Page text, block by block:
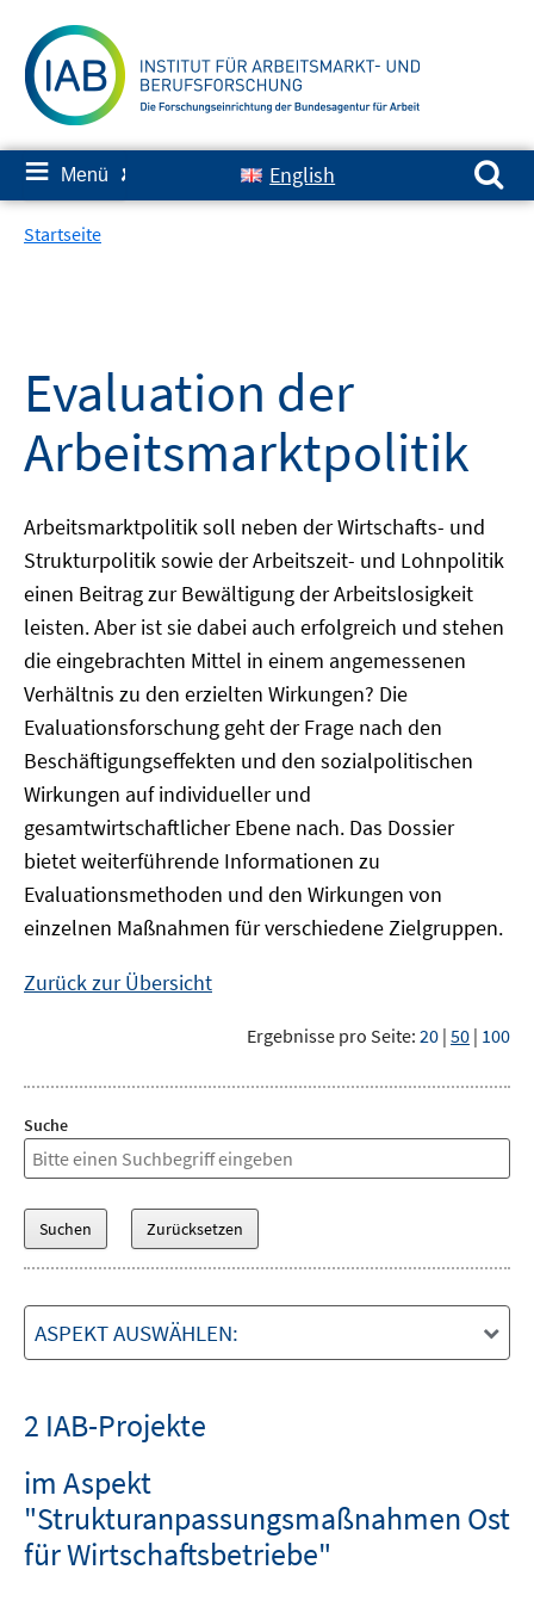
zum
Inhalt
≡ Menü ✘ English
Suchen nach:
Startseite
Evaluation der
Arbeitsmarktpolitik
Arbeitsmarktpolitik soll neben der Wirtschafts- und
Strukturpolitik sowie der Arbeitszeit- und Lohnpolitik
einen Beitrag zur Bewältigung der Arbeitslosigkeit
leisten. Aber ist sie dabei auch erfolgreich und stehen
die eingebrachten Mittel in einem angemessenen
Verhältnis zu den erzielten Wirkungen? Die
Evaluationsforschung geht der Frage nach den
Beschäftigungseffekten und den sozialpolitischen
Wirkungen auf individueller und
gesamtwirtschaftlicher Ebene nach. Das Dossier
bietet weiterführende Informationen zu
Evaluationsmethoden und den Wirkungen von
einzelnen Maßnahmen für verschiedene Zielgruppen.
Zurück zur Übersicht
Ergebnisse pro Seite: 20 | 50 | 100
Suche
ASPEKT AUSWÄHLEN:
2 IAB-Projekte
im Aspekt
"Strukturanpassungsmaßnahmen Ost
für Wirtschaftsbetriebe"